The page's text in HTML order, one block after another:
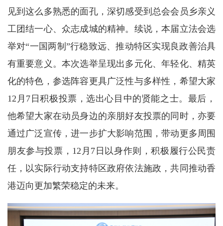
见到这么多熟悉的面孔，深切感受到总会会员乡亲义
工团结一心、众志成城的精神。续说，本届立法会选
举对“一国两制”行稳致远、推动特区实现良政善治具
有重要意义。本次选举呈现出多元化、年轻化、精英
化的特色，参选阵容更具广泛性与多样性，希望大家
12月7日积极投票，选出心目中的贤能之士。最后，
他希望大家在动员身边的亲朋好友投票的同时，亦要
通过广泛宣传，进一步扩大影响范围，带动更多周围
朋友参与投票，12月7日以身作则，积极履行公民责
任，以实际行动支持特区政府依法施政，共同推动香
港迈向更加繁荣稳定的未来。